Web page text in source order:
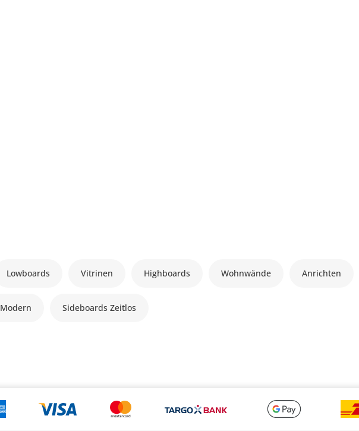
Lowboards Vitrinen Highboards Wohnwände Anrichten
Sideboards Zeitlos